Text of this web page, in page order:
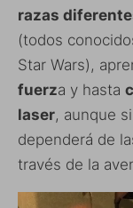
razas
(todos
Star Wars),
fuerza y hasta
laser, aunque
dependerá de
través de la